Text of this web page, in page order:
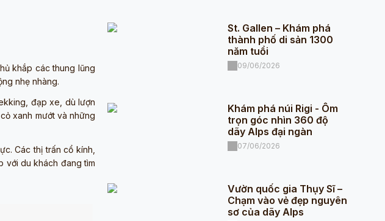
khắp các thung lũng
nhẹ nhàng.
đạp xe, dù lượn
xanh mướt và những
Các thị trấn cổ kính,
với du khách đang tìm
St. Gallen – Khám phá
thành phố di sản 1300
năm tuổi
09/06/2026
Khám phá núi Rigi - Ôm
trọn góc nhìn 360 độ
dãy Alps đại ngàn
07/06/2026
Vườn quốc gia Thụy Sĩ –
Chạm vào vẻ đẹp nguyên
sơ của dãy Alps